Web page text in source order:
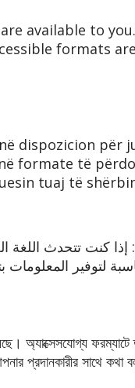
available to you.
formats
dispozicion për
formate të
tuaj të
إذا كنت تتحدث
لتوفير
অ্যাক্সেসযোগ্য
প্রদানকারীর সাথে কথা